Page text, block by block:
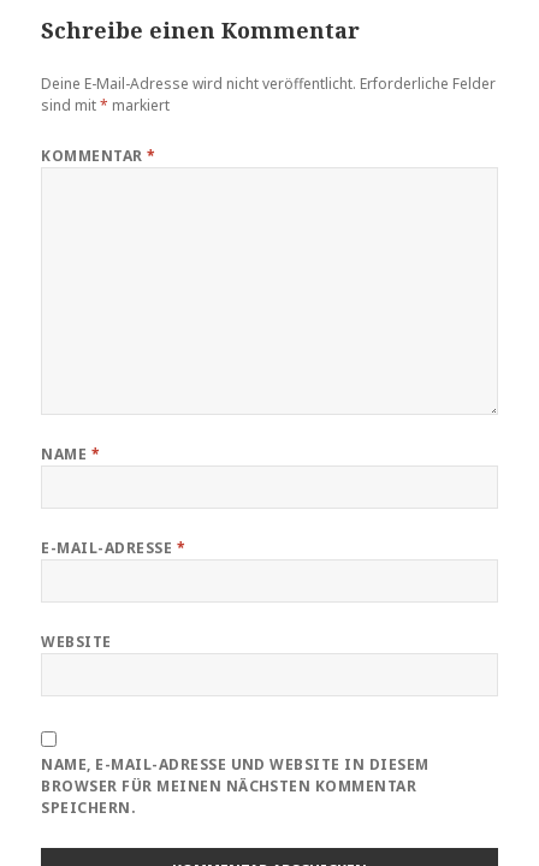
Schreibe einen Kommentar
Deine E-Mail-Adresse wird nicht veröffentlicht. Erforderliche Felder
sind mit* markiert
KOMMENTAR*
NAME *
E-MAIL-ADRESSE *
WEBSITE
NAME, E-MAIL-ADRESSE UND WEBSITE IN DIESEM
BROWSER FÜR MEINEN NÄCHSTEN KOMMENTAR
SPEICHERN.